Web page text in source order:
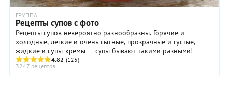
ГРУППА
Рецепты супов с фото
Рецепты супов невероятно разнообразны. Горячие и
холодные, легкие и очень сытные, прозрачные и густые,
жидкие и супы-кремы — супы бывают такими разными!
4.82 (125)
3247 рецептов